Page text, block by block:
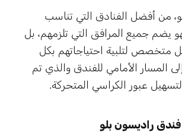
من أفضل الفنادق التي تناسب
يضم جميع المرافق التي تلزمهم، بل
متخصص لتلبية احتياجاتهم بكل
المسار الأمامي للفندق والذي تم
عبور الكراسي المتحركة.
فندق راديسون بلو